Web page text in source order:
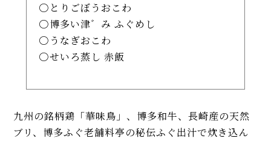
とりごぼうおこわ
博多い津゛み ふぐめし
うなぎおこわ
せいろ蒸し 赤飯
九州の銘柄鶏「華味鳥」、博多和牛、長崎産の天然
ブリ、博多ふぐ老舗料亭の秘伝ふぐ出汁で炊き込ん